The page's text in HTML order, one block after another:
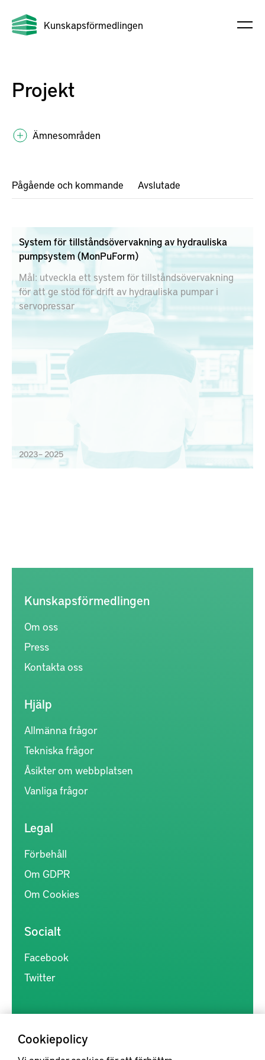
Kunskapsförmedlingen
Projekt
Ämnesområden
Pågående och kommande Avslutade
System för tillståndsövervakning av hydrauliska
pumpsystem (MonPuForm)
Mål: utveckla ett system för tillståndsövervakning
för att ge stöd för drift av hydrauliska pumpar i
servopressar
2023 – 2025
Cookiepolicy
Kunskapsförmedlingen
Om oss
Press
Kontakta oss
Hjälp
Allmänna frågor
Tekniska frågor
Åsikter om webbplatsen
Vanliga frågor
Legal
Förbehåll
Om GDPR
Om Cookies
Socialt
Facebook
Twitter